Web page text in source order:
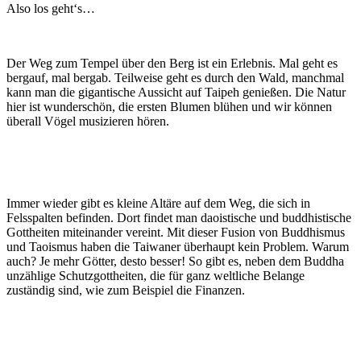
Also los geht‘s…
Der Weg zum Tempel über den Berg ist ein Erlebnis. Mal geht es
bergauf, mal bergab. Teilweise geht es durch den Wald, manchmal
kann man die gigantische Aussicht auf Taipeh genießen. Die Natur
hier ist wunderschön, die ersten Blumen blühen und wir können
überall Vögel musizieren hören.
Immer wieder gibt es kleine Altäre auf dem Weg, die sich in
Felsspalten befinden. Dort findet man daoistische und buddhistische
Gottheiten miteinander vereint. Mit dieser Fusion von Buddhismus
und Taoismus haben die Taiwaner überhaupt kein Problem. Warum
auch? Je mehr Götter, desto besser! So gibt es, neben dem Buddha
unzählige Schutzgottheiten, die für ganz weltliche Belange
zuständig sind, wie zum Beispiel die Finanzen.